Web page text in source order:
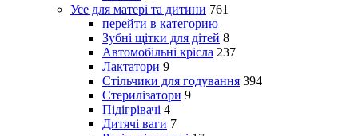
Усе для матері та дитини 761
перейти в категорию
Зубні щітки для дітей 8
Автомобільні крісла 237
Лактатори 9
Стільчики для годування 394
Стерилізатори 9
Підігрівачі 4
Дитячі ваги 7